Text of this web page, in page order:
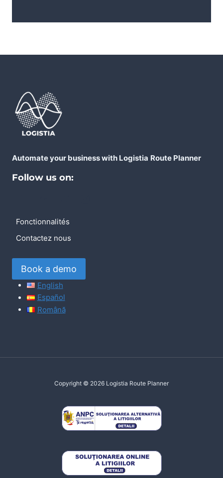
Automate your business with Logistia Route Planner
Follow us on:
Fonctionnalités
Contactez nous
Book a demo
English
Español
Română
Copyright © 2026 Logistia Route Planner